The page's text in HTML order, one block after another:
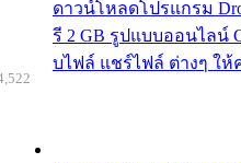
ดาวน์โหลดโปรแกรม
รี 2 GB รูปแบบออนไลน์
บไฟล์ แชร์ไฟล์ ต่างๆ ให้